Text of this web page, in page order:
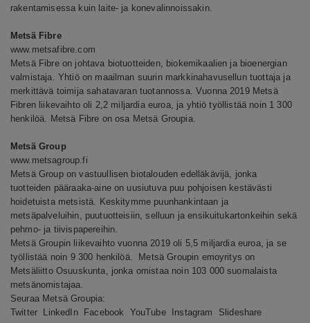
rakentamisessa kuin laite- ja konevalinnoissakin.
Metsä Fibre
www.metsafibre.com
Metsä Fibre on johtava biotuotteiden, biokemikaalien ja bioenergian
valmistaja. Yhtiö on maailman suurin markkinahavusellun tuottaja ja
merkittävä toimija sahatavaran tuotannossa. Vuonna 2019 Metsä
Fibren liikevaihto oli 2,2 miljardia euroa, ja yhtiö työllistää noin 1 300
henkilöä. Metsä Fibre on osa Metsä Groupia.
Metsä Group
www.metsagroup.fi
Metsä Group on vastuullisen biotalouden edelläkävijä, jonka
tuotteiden pääraaka-aine on uusiutuva puu pohjoisen kestävästi
hoidetuista metsistä. Keskitymme puunhankintaan ja
metsäpalveluihin, puutuotteisiin, selluun ja ensikuitukartonkeihin sekä
pehmo- ja tiivispapereihin.
Metsä Groupin liikevaihto vuonna 2019 oli 5,5 miljardia euroa, ja se
työllistää noin 9 300 henkilöä. Metsä Groupin emoyritys on
Metsäliitto Osuuskunta, jonka omistaa noin 103 000 suomalaista
metsänomistajaa.
Seuraa Metsä Groupia:
Twitter
LinkedIn Facebook YouTube Instagram Slideshare